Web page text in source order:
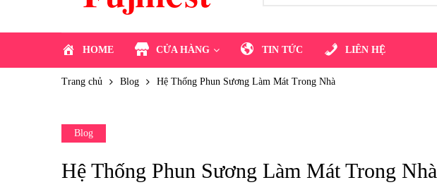
HOME CỬA HÀNG TIN TỨC LIÊN HỆ
Trang chủ Blog Hệ Thống Phun Sương Làm Mát Trong Nhà
Blog
Hệ Thống Phun Sương Làm Mát Trong Nhà